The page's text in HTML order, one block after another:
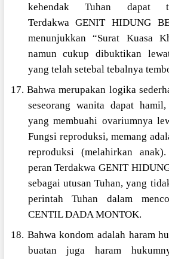
kehendak Tuhan dapat
Terdakwa GENIT HIDUNG
menunjukkan “Surat Kuasa
namun cukup dibuktikan
yang telah setebal tebalnya
17. Bahwa merupakan logika
seseorang wanita dapat
yang membuahi ovariumnya
Fungsi reproduksi, memang
reproduksi (melahirkan
peran Terdakwa GENIT
sebagai utusan Tuhan, yang
perintah Tuhan dalam
CENTIL DADA MONTOK.
18. Bahwa kondom adalah haram
buatan juga haram